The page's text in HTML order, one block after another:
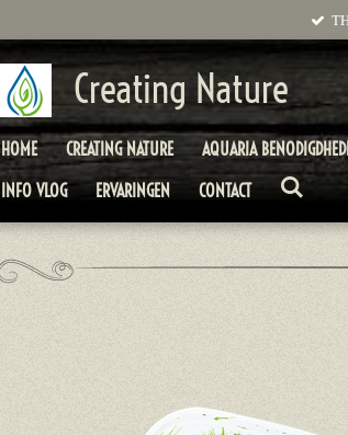
Creating Nature
HOME CREATING NATURE AQUARIA
INFO VLOG
ERVARINGEN CONTACT